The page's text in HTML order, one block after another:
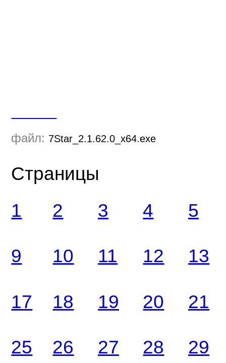
Страницы
файл: 7Star_2.1.62.0_x64.exe
1 2 3 4
9 11 12 13
17 19 20 21
25 26 27 29
28
5
10
18